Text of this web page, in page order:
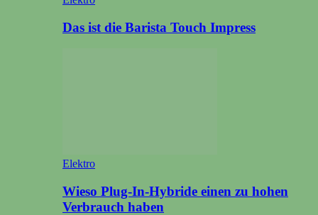
Das ist die Barista Touch Impress
Elektro
Wieso Plug-In-Hybride einen zu hohen
Verbrauch haben